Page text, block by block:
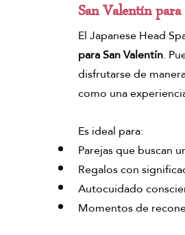
San Valentín
El Japanese Head
para San Valentín.
disfrutarse de
como una
Es ideal para:
Parejas que buscan
Regalos con
Autocuidado
Momentos de